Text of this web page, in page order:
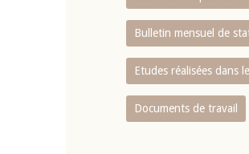
Bulletin mensuel de
Etudes réalisées dans
Documents de travail